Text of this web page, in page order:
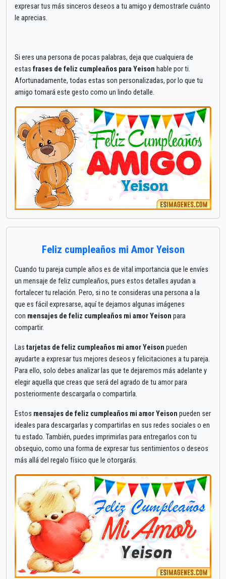
expresar tus más sinceros deseos a tu amigo y demostrarle cuánto
le aprecias.
Si eres una persona de pocas palabras, deja que cualquiera de
estas frases de feliz cumpleaños para Yeison hable por ti.
Afortunadamente, todas estas son personalizadas, por lo que tu
amigo tomará este gesto como un lindo detalle.
Feliz cumpleaños mi Amor Yeison
Cuando tu pareja cumple años es de vital importancia que le envíes
un mensaje de feliz cumpleaños, pues estos detalles ayudan a
fortalecer tu relación. Pero, si no te consideras una persona a la
que es fácil expresarse, aquí te dejamos algunas imágenes
con mensajes de feliz cumpleaños mi amor Yeison para
compartir.
Las tarjetas de feliz cumpleaños mi amor Yeison pueden
ayudarte a expresar tus mejores deseos y felicitaciones a tu pareja.
Para ello, solo debes analizar las que te dejaremos más adelante y
elegir aquella que creas que será del agrado de tu amor para
posteriormente descargarla o compartirla.
Estos mensajes de feliz cumpleaños mi amor Yeison pueden ser
ideales para descargarlas y compartirlas en sus redes sociales o en
tu estado. También, puedes imprimirlas para entregarlos con tu
obsequio, como una forma de expresar tus sentimientos o deseos
más allá del regalo físico que le otorgarás.